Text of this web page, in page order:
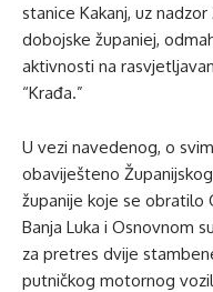
stanice Kakanj, uz
dobojske županiej,
aktivnosti na
“Krađa.”
U vezi navedenog, o
obaviješteno
županije koje se obratilo
Banja Luka i Osnovnom
za pretres dvije
putničkog motornog